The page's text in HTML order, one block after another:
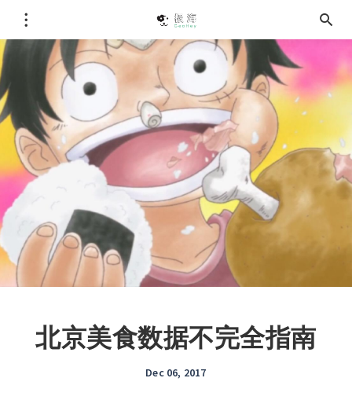
北京美食数据不完全指南
Dec 06, 2017